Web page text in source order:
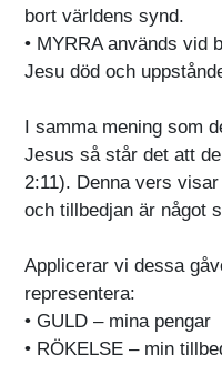
bort världens synd.
• MYRRA används vid
Jesu död och
I samma mening som
Jesus så står det att
2:11). Denna vers
och tillbedjan är något
Applicerar vi dessa
representera:
• GULD – mina pengar
• RÖKELSE – min